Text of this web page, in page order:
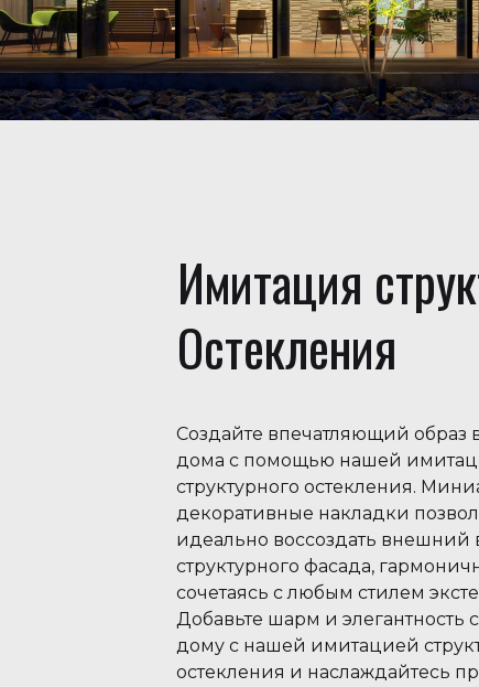
Имитация
Остекления
Создайте впечатляющий образ
дома с помощью нашей
структурного остекления.
декоративные накладки
идеально воссоздать внешний
структурного фасада,
сочетаясь с любым стилем
Добавьте шарм и элегантность
дому с нашей имитацией
остекления и наслаждайтесь